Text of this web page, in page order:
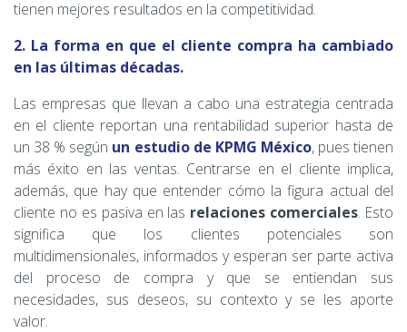
tienen mejores resultados en la competitividad.
2. La forma en que el cliente compra ha cambiado
en las últimas décadas.
Las empresas que llevan a cabo una estrategia centrada
en el cliente reportan una rentabilidad superior hasta de
un 38 % según un estudio de KPMG México, pues tienen
más éxito en las ventas. Centrarse en el cliente implica,
además, que hay que entender cómo la figura actual del
cliente no es pasiva en las relaciones comerciales. Esto
significa que los clientes potenciales son
multidimensionales, informados y esperan ser parte activa
del proceso de compra y que se entiendan sus
necesidades, sus deseos, su contexto y se les aporte
valor.